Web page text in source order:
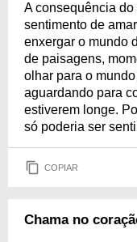
A consequência
sentimento de
enxergar o mundo
de paisagens,
olhar para o
aguardando para
estiverem longe.
só poderia ser
COPIAR
Chama no